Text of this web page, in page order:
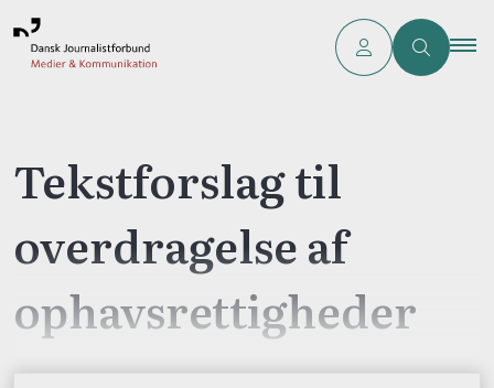
Tekstforslag til
overdragelse af
ophavsrettigheder